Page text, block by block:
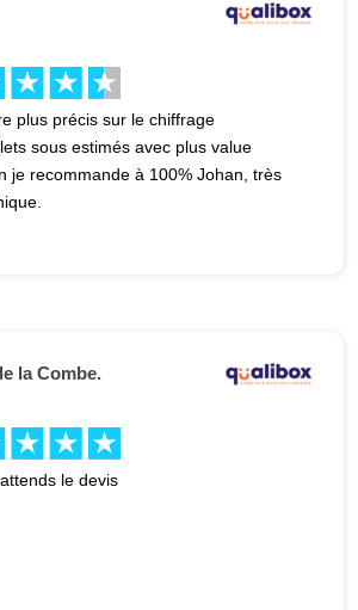
plus précis sur le chiffrage
sous estimés avec plus value
je recommande à 100% Johan, très
la Combe.
tres bon conseil j attends le devis